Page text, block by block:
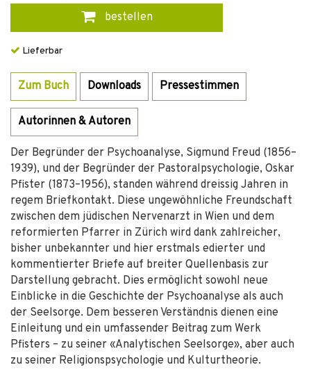
bestellen
Lieferbar
Zum Buch Downloads Pressestimmen
Autorinnen & Autoren
Der Begründer der Psychoanalyse, Sigmund Freud (1856–
1939), und der Begründer der Pastoralpsychologie, Oskar
Pfister (1873–1956), standen während dreissig Jahren in
regem Briefkontakt. Diese ungewöhnliche Freundschaft
zwischen dem jüdischen Nervenarzt in Wien und dem
reformierten Pfarrer in Zürich wird dank zahlreicher,
bisher unbekannter und hier erstmals edierter und
kommentierter Briefe auf breiter Quellenbasis zur
Darstellung gebracht. Dies ermöglicht sowohl neue
Einblicke in die Geschichte der Psychoanalyse als auch
der Seelsorge. Dem besseren Verständnis dienen eine
Einleitung und ein umfassender Beitrag zum Werk
Pfisters – zu seiner «Analytischen Seelsorge», aber auch
zu seiner Religionspsychologie und Kulturtheorie.